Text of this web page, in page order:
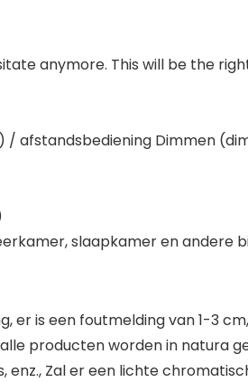
anymore. This will be the
afstandsbediening Dimmen
slaapkamer en andere
er is een foutmelding van 1-3
producten worden in natura
Zal er een lichte